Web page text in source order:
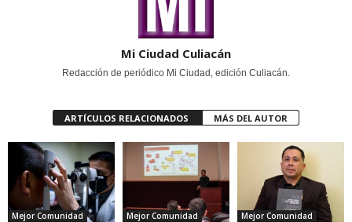
Mi Ciudad Culiacán
Redacción de periódico Mi Ciudad, edición Culiacán.
ARTÍCULOS RELACIONADOS MÁS DEL AUTOR
Mejor Comunidad Mejor Comunidad Mejor Comunidad